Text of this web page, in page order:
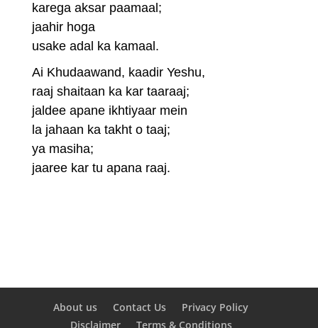
karega aksar paamaal;
jaahir hoga
usake adal ka kamaal.
Ai Khudaawand, kaadir Yeshu,
raaj shaitaan ka kar taaraaj;
jaldee apane ikhtiyaar mein
la jahaan ka takht o taaj;
ya masiha;
jaaree kar tu apana raaj.
About us Contact Us
Privacy Policy
Disclaimer
Terms & Conditions